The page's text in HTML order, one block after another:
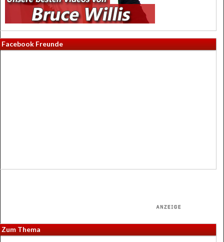
Facebook Freunde
Zum Thema